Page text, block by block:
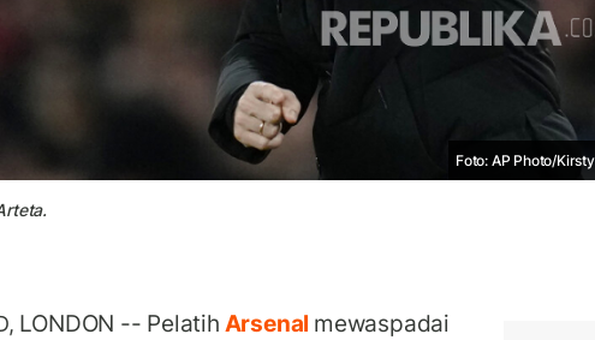
Foto: AP Photo/
LONDON -- Pelatih Arsenal mewaspadai